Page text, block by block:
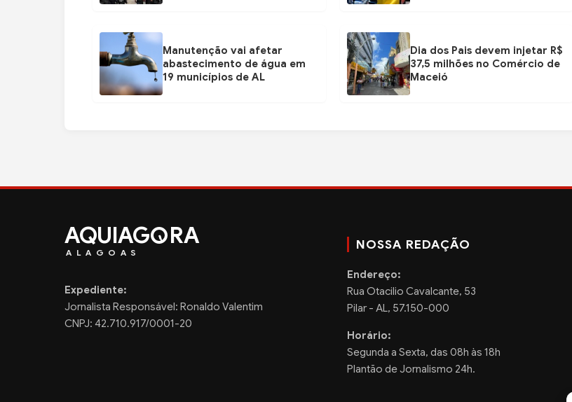
Manutenção vai afetar
abastecimento de água em
19 municípios de AL
Dia dos Pais devem injetar R$
37,5 milhões no Comércio de
Maceió
AQUIAG RA
ALAGOAS
Expediente:
Jornalista Responsável: Ronaldo Valentim
CNPJ: 42.710.917/0001-20
NOSSA REDAÇÃO
Endereço:
Rua Otacilio Cavalcante, 53
Pilar - AL, 57.150-000
Horário:
Segunda a Sexta, das 08h às 18h
Plantão de Jornalismo 24h.